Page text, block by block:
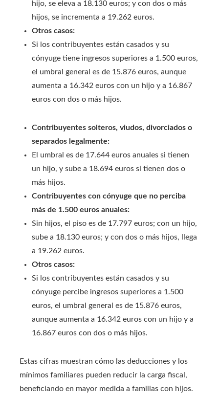
hijo, se eleva a 18.130 euros; y con dos o más
hijos, se incrementa a 19.262 euros.
Otros casos:
Si los contribuyentes están casados y su
cónyuge tiene ingresos superiores a 1.500 euros,
el umbral general es de 15.876 euros, aunque
aumenta a 16.342 euros con un hijo y a 16.867
euros con dos o más hijos.
Contribuyentes solteros, viudos, divorciados o
separados legalmente:
El umbral es de 17.644 euros anuales si tienen
un hijo, y sube a 18.694 euros si tienen dos o
más hijos.
Contribuyentes con cónyuge que no perciba
más de 1.500 euros anuales:
Sin hijos, el piso es de 17.797 euros; con un hijo,
sube a 18.130 euros; y con dos o más hijos, llega
a 19.262 euros.
Otros casos:
Si los contribuyentes están casados y su
cónyuge percibe ingresos superiores a 1.500
euros, el umbral general es de 15.876 euros,
aunque aumenta a 16.342 euros con un hijo y a
16.867 euros con dos o más hijos.
Estas cifras muestran cómo las deducciones y los
mínimos familiares pueden reducir la carga fiscal,
beneficiando en mayor medida a familias con hijos.